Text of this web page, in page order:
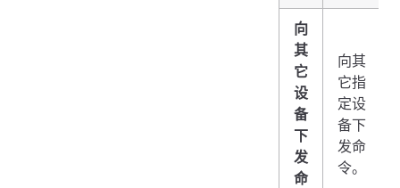
向
其
它
设
备
下
发
命
向其
它指
定设
备下
发命
令。